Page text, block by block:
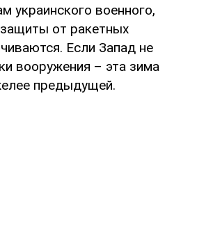
украинского военного,
от ракетных
Если Запад не
вооружения – эта зима
предыдущей.